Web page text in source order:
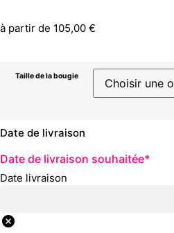
à partir de 105,00 €
Taille de la bougie
Date de livraison
Date de livraison souhaitée*
Date livraison